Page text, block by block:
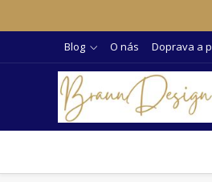
Blog O nás Doprava a